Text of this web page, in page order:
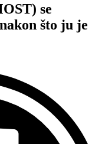
se
što ju je